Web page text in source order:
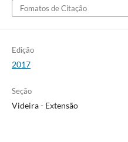
Fomatos de Citação
Edição
2017
Seção
Videira - Extensão